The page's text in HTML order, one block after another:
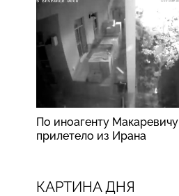
По иноагенту Макаревичу
прилетело из Ирана
КАРТИНА ДНЯ